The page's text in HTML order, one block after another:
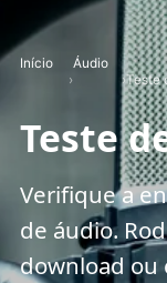
Início
›
Áudio
›Teste
Teste
Verifique a
de áudio.
download ou